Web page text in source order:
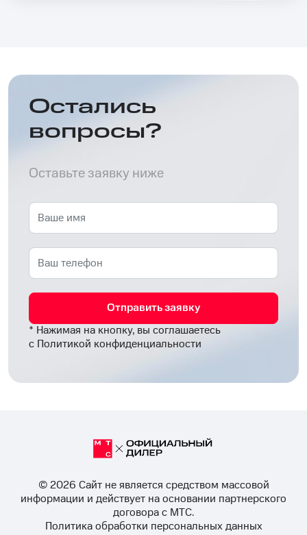
Остались
вопросы?
Оставьте заявку ниже
Отправить заявку
* Нажимая на кнопку, вы соглашаетесь
с Политикой конфиденциальности
© 2026 Cайт не является средством массовой
информации и действует на основании партнерского
договора с МТС.
Политика обработки персональных данных